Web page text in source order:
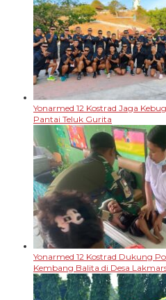
Yonarmed 12 Kostrad Jaga
Pantai Teluk Gurita
Yonarmed 12 Kostrad Dukung
Kembang Balita di Desa